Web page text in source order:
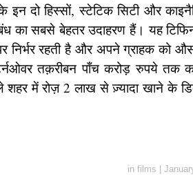
इन दो हिस्सों, स्टेटिक सिटी और
का सबसे बेहतर उदाहरण हैं। यह
निर्भर रहती है और अपने ग्राहक को
तक़रीबन पाँच करोड़ रुपये तक
में रोज़ 2 लाख से ज़्यादा खाने के
in films